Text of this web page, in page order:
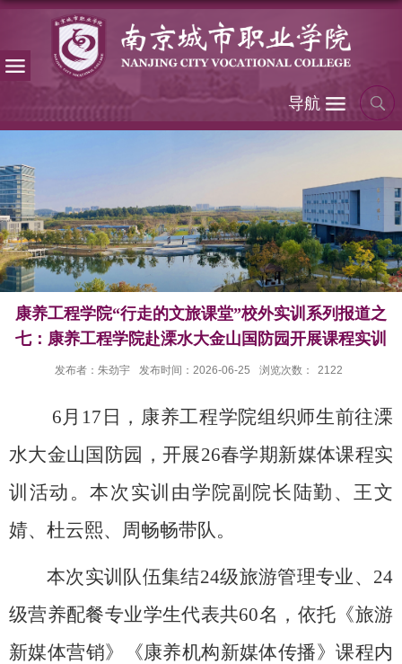
导航
康养工程学院“行走的文旅课堂”校外实训系列报道之
七：康养工程学院赴溧水大金山国防园开展课程实训
发布者：朱劲宇 发布时间：2026-06-25 浏览次数： 2122
6月17日，康养工程学院组织师生前往溧
水大金山国防园，开展26春学期新媒体课程实
训活动。本次实训由学院副院长陆勤、王文
婧、杜云熙、周畅畅带队。
本次实训队伍集结24级旅游管理专业、24
级营养配餐专业学生代表共60名，依托《旅游
新媒体营销》《康养机构新媒体传播》课程内